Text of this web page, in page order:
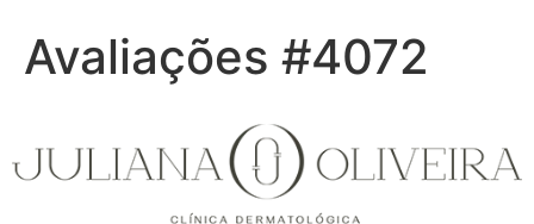
Avaliações #4072